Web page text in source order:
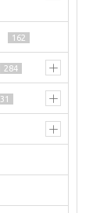
162
284
31